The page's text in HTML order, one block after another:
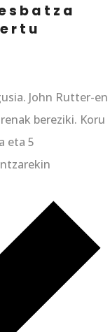
John Rutter-en
bereziki. Koru
eta 5